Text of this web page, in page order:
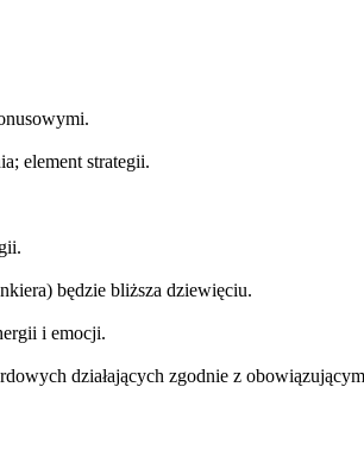
element strategii.
będzie bliższa dziewięciu.
i emocji.
działających zgodnie z